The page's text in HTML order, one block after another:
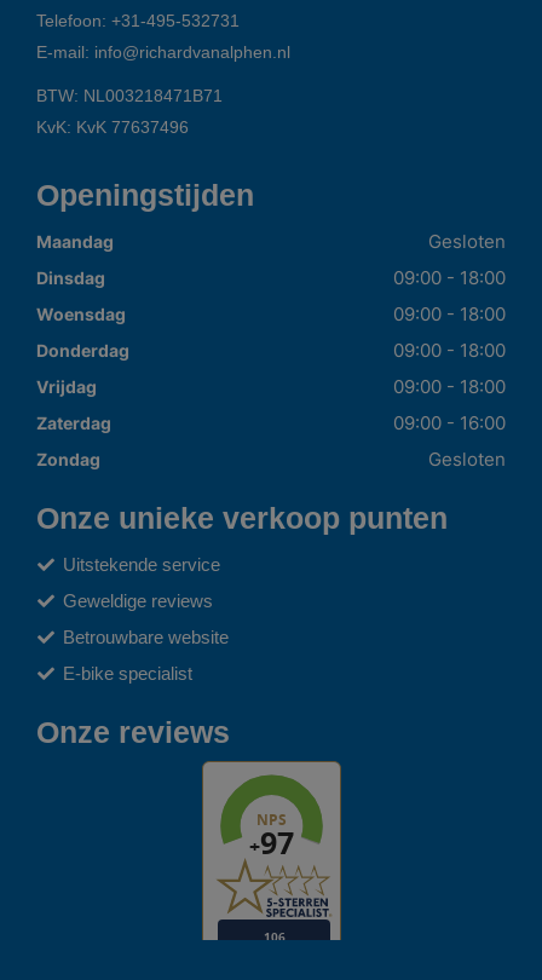
Telefoon: +31-495-532731
E-mail: info@richardvanalphen.nl
BTW: NL003218471B71
KvK: KvK 77637496
Openingstijden
Maandag Gesloten
Dinsdag 09:00 - 18:00
Woensdag 09:00 - 18:00
Donderdag 09:00 - 18:00
Vrijdag 09:00 - 18:00
Zaterdag 09:00 - 16:00
Zondag Gesloten
Onze unieke verkoop punten
Uitstekende service
Geweldige reviews
Betrouwbare website
E-bike specialist
Onze reviews